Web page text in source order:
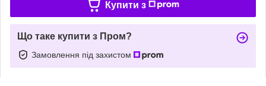
Купити з
Що таке купити з Пром?
Замовлення під захистом